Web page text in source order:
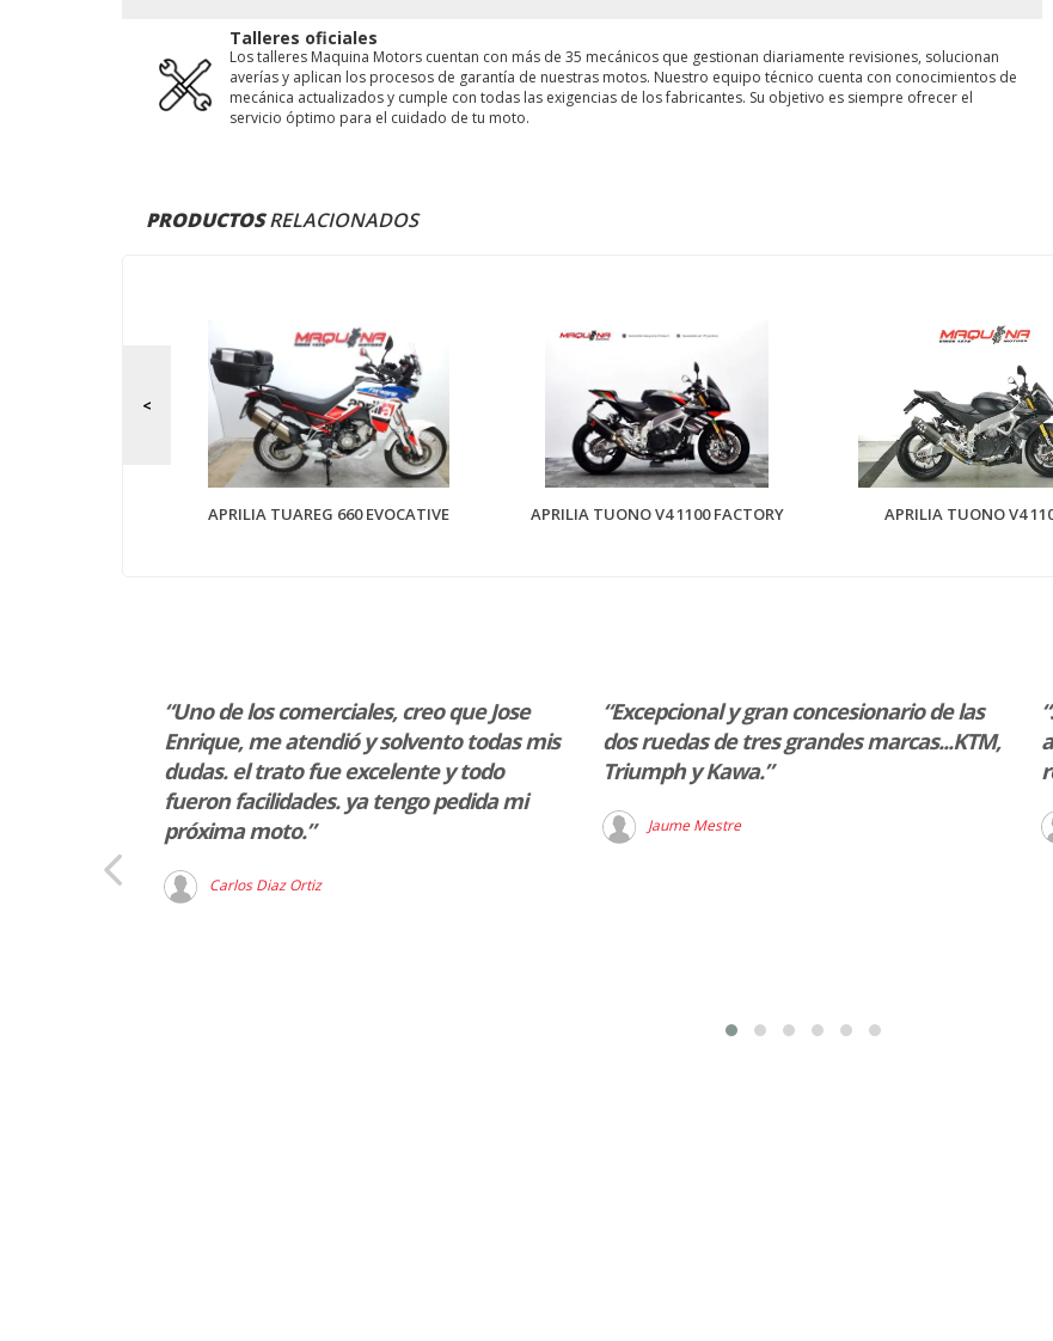
Talleres oficiales
Los talleres Maquina Motors cuentan con más de 35 mecánicos que gestionan diariamente revisiones, solucionan
averías y aplican los procesos de garantía de nuestras motos. Nuestro equipo técnico cuenta con conocimientos de
mecánica actualizados y cumple con todas las exigencias de los fabricantes. Su objetivo es siempre ofrecer el
servicio óptimo para el cuidado de tu moto.
PRODUCTOSRELACIONADOS
APRILIA TUAREG 660 EVOCATIVE APRILIA TUONO V4 1100 FACTORY APRILIA TUONO V4
“Uno de los comerciales, creo que Jose
Enrique, me atendió y solvento todas mis
dudas. el trato fue excelente y todo
fueron facilidades. ya tengo pedida mi
próxima moto.”
Carlos Diaz Ortiz
“Excepcional y gran concesionario de las
dos ruedas de tres grandes marcas...KTM,
Triumph y Kawa.”
Jaume Mestre